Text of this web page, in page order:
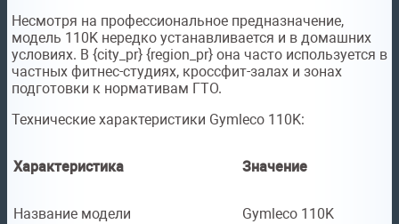
Несмотря на профессиональное предназначение,
модель 110K нередко устанавливается и в домашних
условиях. В {city_pr} {region_pr} она часто используется в
частных фитнес-студиях, кроссфит-залах и зонах
подготовки к нормативам ГТО.
Технические характеристики Gymleco 110K:
Характеристика Значение
Название модели Gymleco 110K